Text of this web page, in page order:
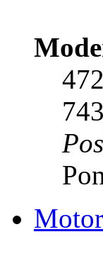
472